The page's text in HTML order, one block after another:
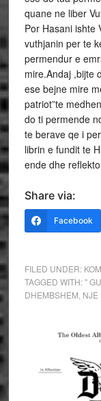
quane ne liber
Por Hasani ishte
vuthjanin per te
permendur e
mire.Andaj ,bijte
ese bejne mire
patriot”te
do ti permende
te berave qe i
librin e fundit te
ende dhe
Share via:
Facebook
FILED UNDER:
TAGGED WITH:"
DHEMBSHEM NJE